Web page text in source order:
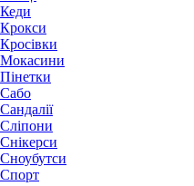
Кеди
Крокси
Кросівки
Мокасини
Пінетки
Сабо
Сандалії
Сліпони
Снікерси
Сноубутси
Спорт